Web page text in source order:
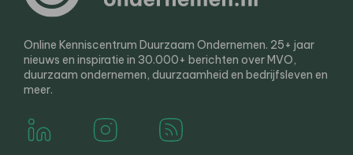
Online Kenniscentrum Duurzaam Ondernemen. 25+ jaar
nieuws en inspiratie in 30.000+ berichten over MVO,
duurzaam ondernemen, duurzaamheid en bedrijfsleven en
meer.